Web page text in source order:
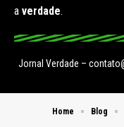
a verdade.
Jornal Verdade –
Home Blog